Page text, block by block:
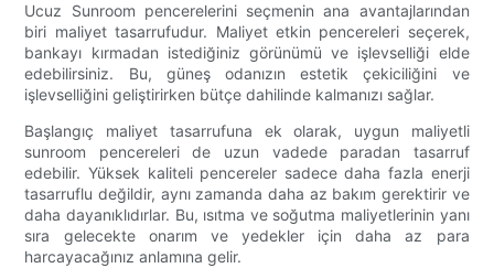
Ucuz Sunroom pencerelerini seçmenin ana avantajlarından
biri maliyet tasarrufudur. Maliyet etkin pencereleri seçerek,
bankayı kırmadan istediğiniz görünümü ve işlevselliği elde
edebilirsiniz. Bu, güneş odanızın estetik çekiciliğini ve
işlevselliğini geliştirirken bütçe dahilinde kalmanızı sağlar.
Başlangıç ​​maliyet tasarrufuna ek olarak, uygun maliyetli
sunroom pencereleri de uzun vadede paradan tasarruf
edebilir. Yüksek kaliteli pencereler sadece daha fazla enerji
tasarruflu değildir, aynı zamanda daha az bakım gerektirir ve
daha dayanıklıdırlar. Bu, ısıtma ve soğutma maliyetlerinin yanı
sıra gelecekte onarım ve yedekler için daha az para
harcayacağınız anlamına gelir.